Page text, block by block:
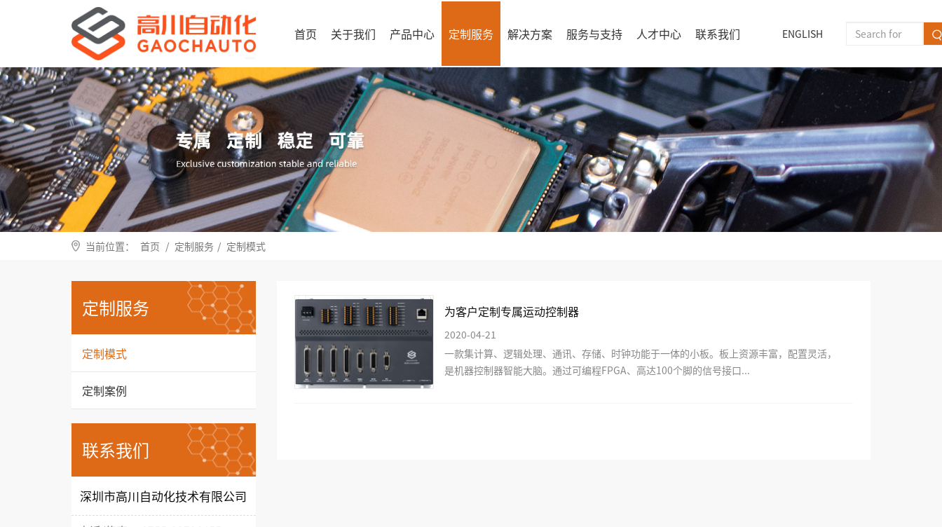
首页 关于我们 产品中心 定制服务 解决方案 服务与支持 人才中心 联系我们 ENGLISH
当前位置： 首页 / 定制服务 / 定制模式
定制服务
定制模式
定制案例
联系我们
深圳市高川自动化技术有限公司
为客户定制专属运动控制器
2020-04-21
一款集计算、逻辑处理、通讯、存储、时钟功能于一体的小板。板上资源丰富，配置灵活，
是机器控制器智能大脑。通过可编程FPGA、高达100个脚的信号接口...